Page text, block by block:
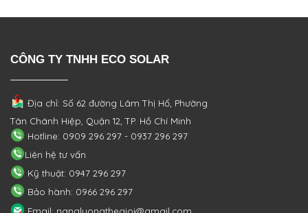
CÔNG TY TNHH ECO SOLAR
Địa chỉ: Số 62 đường Lâm Thị Hố, Phường
Tân Chánh Hiệp, Quận 12, TP. Hồ Chí Minh
Hotline: 0909 296 297 - 0937 296 297
Liên hệ tư vấn
Kỹ thuật: 0947 296 297
Bảo hành: 0966 296 297
Email: nangluongthegioi@gmail.com